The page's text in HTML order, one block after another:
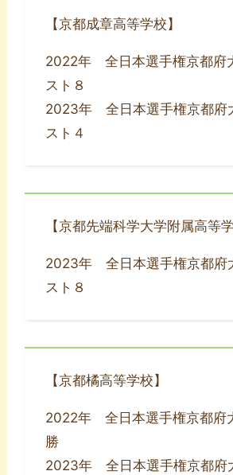
【京都成章高等学校】
2022年 全日本選手権京都
スト８
2023年 全日本選手権京都
スト４
【京都先端科学大学附属高等学
2023年 全日本選手権京都
スト８
【京都橘高等学校】
2022年 全日本選手権京都
勝
2023年 全日本選手権京都